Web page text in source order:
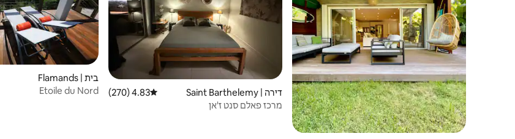
דירה | Saint Barthelemy דירוג ממוצע של 4.83 מתוך 5, 270 ביקורות
4.83 (270)
מרכז פאלם סנט ז'אן
בית | Flamands
Etoile du Nord